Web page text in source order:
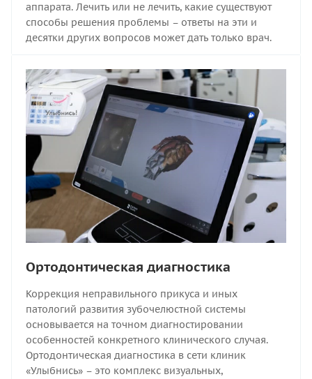
аппарата. Лечить или не лечить, какие существуют
способы решения проблемы – ответы на эти и
десятки других вопросов может дать только врач.
Ортодонтическая диагностика
Коррекция неправильного прикуса и иных
патологий развития зубочелюстной системы
основывается на точном диагностировании
особенностей конкретного клинического случая.
Ортодонтическая диагностика в сети клиник
«Улыбнись» – это комплекс визуальных,